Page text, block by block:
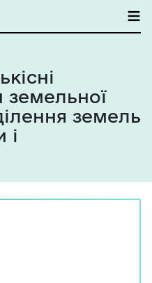
земельної
земель
і